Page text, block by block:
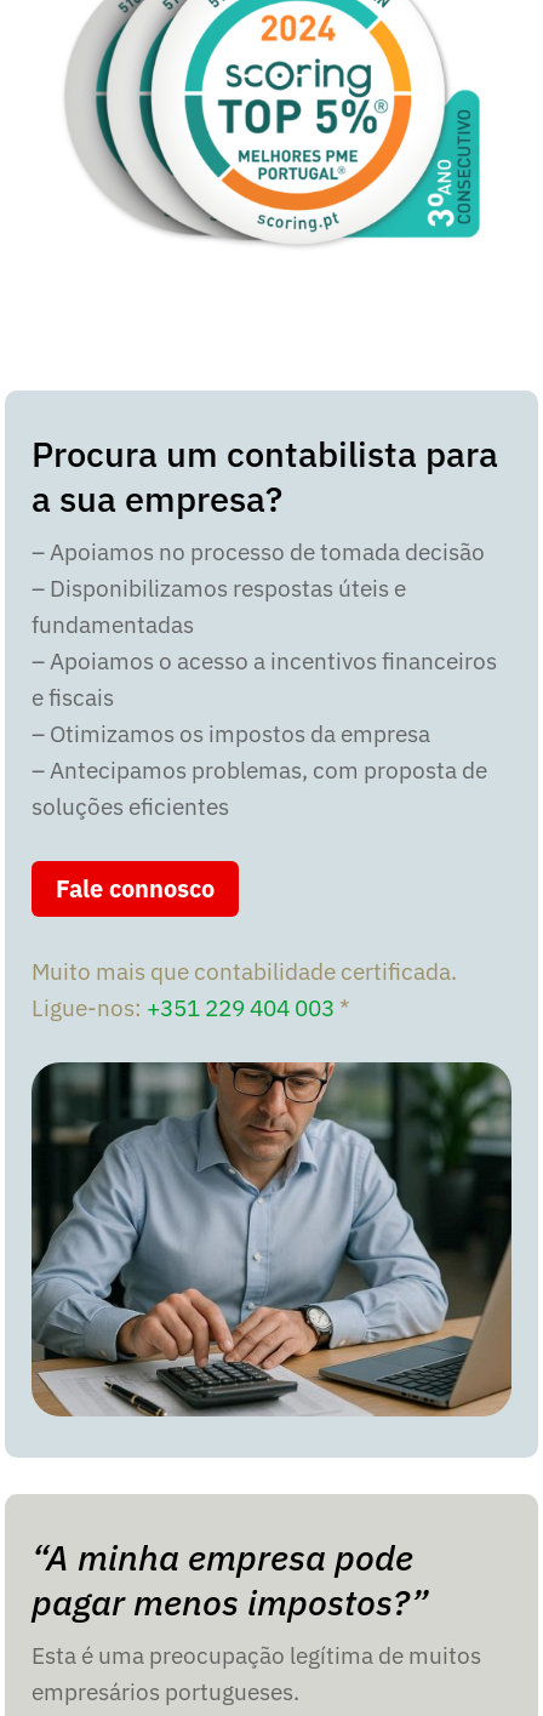
Procura um contabilista para
a sua empresa?
– Apoiamos no processo de tomada decisão
– Disponibilizamos respostas úteis e
fundamentadas
– Apoiamos o acesso a incentivos financeiros
e fiscais
– Otimizamos os impostos da empresa
– Antecipamos problemas, com proposta de
soluções eficientes
Fale connosco
Muito mais que contabilidade certificada.
Ligue-nos: +351 229 404 003 *
“A minha empresa pode
pagar menos impostos?”
Esta é uma preocupação legítima de muitos
empresários portugueses.